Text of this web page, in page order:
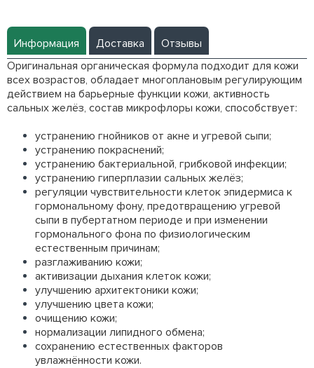
Информация Доставка
Отзывы
Оригинальная органическая формула подходит для кожи
всех возрастов, обладает многоплановым регулирующим
действием на барьерные функции кожи, активность
сальных желёз, состав микрофлоры кожи, способствует:
устранению гнойников от акне и угревой сыпи;
устранению покраснений;
устранению бактериальной, грибковой инфекции;
устранению гиперплазии сальных желёз;
регуляции чувствительности клеток эпидермиса к
гормональному фону, предотвращению угревой
сыпи в пубертатном периоде и при изменении
гормонального фона по физиологическим
естественным причинам;
разглаживанию кожи;
активизации дыхания клеток кожи;
улучшению архитектоники кожи;
улучшению цвета кожи;
очищению кожи;
нормализации липидного обмена;
сохранению естественных факторов
увлажнённости кожи.